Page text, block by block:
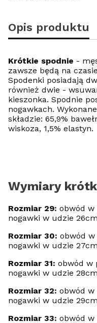
Opis produktu
Krótkie spodnie -
zawsze będą na
Spodenki posiadają
również dwie -
kieszonka. Spodnie
nogawkach.
składzie: 65,9%
wiskoza, 1,5% elastyn.
Wymiary
Rozmiar 29: obwód w
nogawki w udzie
Rozmiar 30: obwód w
nogawki w udzie
Rozmiar 31: obwód w
nogawki w udzie
Rozmiar 32: obwód w
nogawki w udzie
Rozmiar 33: obwód w